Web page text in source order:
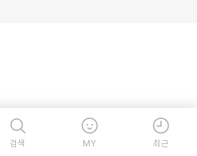
검색 MY 최근